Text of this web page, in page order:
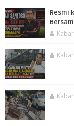
Resmi